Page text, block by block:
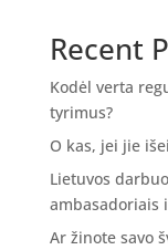
Recent
Kodėl verta
tyrimus?
O kas, jei jie
Lietuvos
ambasadoriais
Ar žinote savo